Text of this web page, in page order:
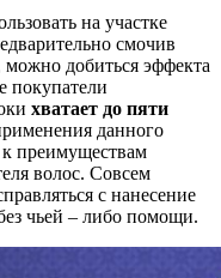
на участке
смочив
можно добиться эффекта
покупатели
хватает до пяти
данного
к преимуществам
волос. Совсем
с нанесение
чьей – либо помощи.